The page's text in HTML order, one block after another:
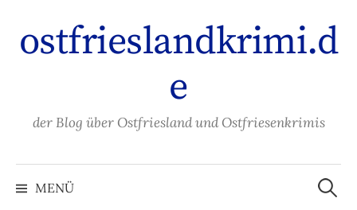
Inhalt
überspringen
ostfrieslandkrimi.d
e
der Blog über Ostfriesland und Ostfriesenkrimis
MENÜ
Suchen
nach: